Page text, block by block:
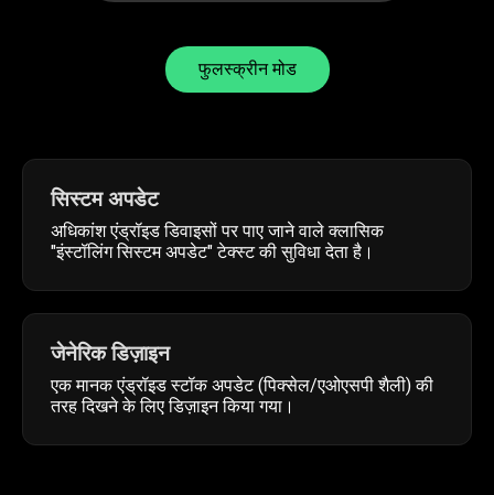
फुलस्क्रीन मोड
सिस्टम अपडेट
अधिकांश एंड्रॉइड डिवाइसों पर पाए जाने वाले क्लासिक
"इंस्टॉलिंग सिस्टम अपडेट" टेक्स्ट की सुविधा देता है।
जेनेरिक डिज़ाइन
एक मानक एंड्रॉइड स्टॉक अपडेट (पिक्सेल/एओएसपी शैली) की
तरह दिखने के लिए डिज़ाइन किया गया।